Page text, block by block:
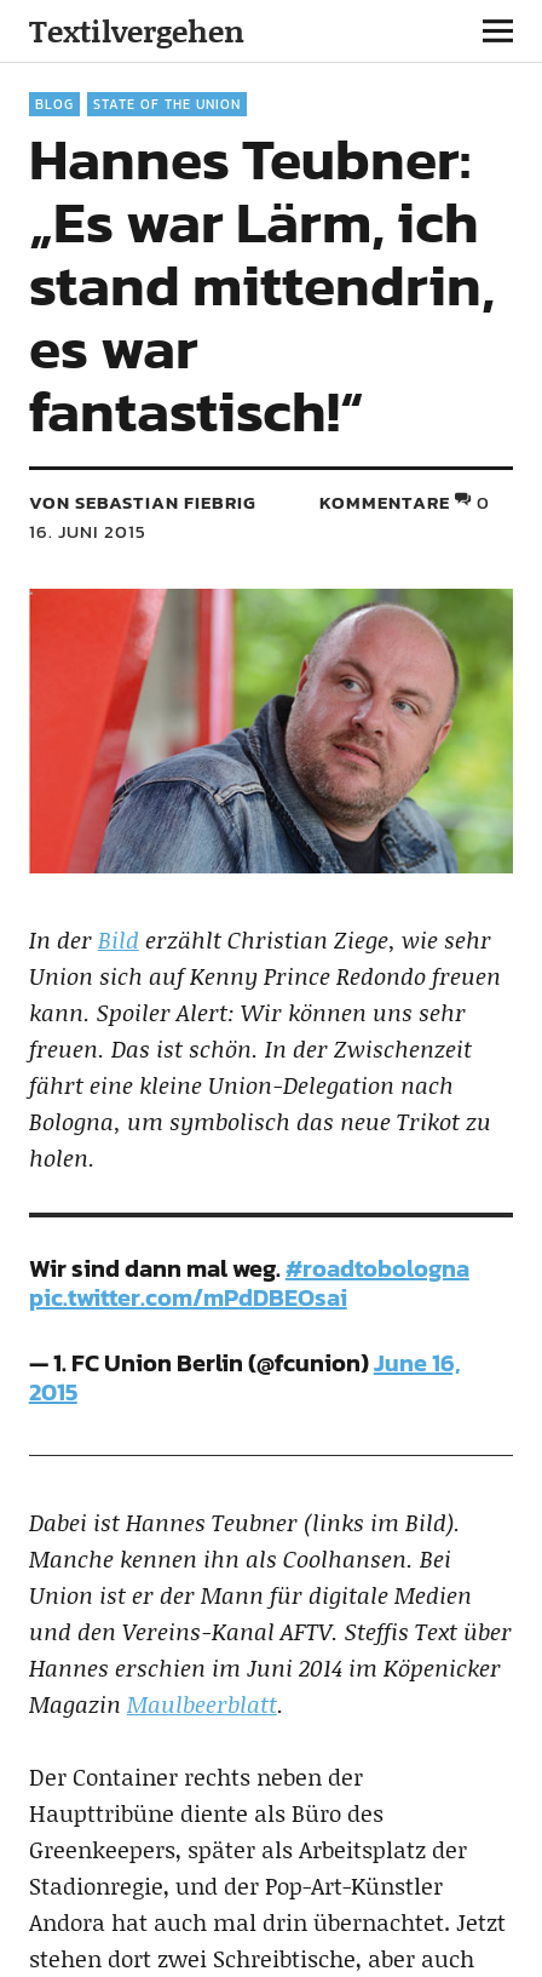
Textilvergehen
BLOG STATE OF THE UNION
Hannes Teubner:
„Es war Lärm, ich
stand mittendrin,
es war
fantastisch!“
VON SEBASTIAN FIEBRIG
16. JUNI 2015
KOMMENTARE 0
In derBild erzählt Christian Ziege, wie sehr
Union sich auf Kenny Prince Redondo freuen
kann. Spoiler Alert: Wir können uns sehr
freuen. Das ist schön. In der Zwischenzeit
fährt eine kleine Union-Delegation nach
Bologna, um symbolisch das neue Trikot zu
holen.
Wir sind dann mal weg.#roadtobologna
pic.twitter.com/mPdDBEOsai
— 1. FC Union Berlin (@fcunion)June 16,
2015
Dabei ist Hannes Teubner (links im Bild).
Manche kennen ihn als Coolhansen. Bei
Union ist er der Mann für digitale Medien
und den Vereins-Kanal AFTV. Steffis Text über
Hannes erschien im Juni 2014 im Köpenicker
Magazin Maulbeerblatt.
Der Container rechts neben der
Haupttribüne diente als Büro des
Greenkeepers, später als Arbeitsplatz der
Stadionregie, und der Pop-Art-Künstler
Andora hat auch mal drin übernachtet. Jetzt
stehen dort zwei Schreibtische, aber auch